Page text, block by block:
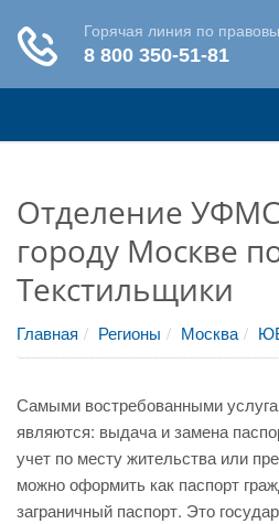
Отделение
городу Москве
Текстильщики
Главная Регионы Москва
Самыми востребованными
являются: выдача и замена
учет по месту жительства или
можно оформить как паспорт
заграничный паспорт. Это